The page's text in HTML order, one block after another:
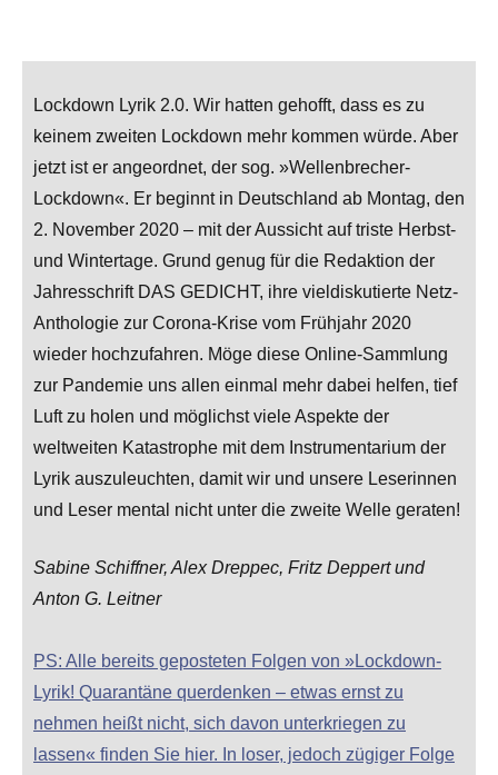
Lockdown Lyrik 2.0. Wir hatten gehofft, dass es zu
keinem zweiten Lockdown mehr kommen würde. Aber
jetzt ist er angeordnet, der sog. »Wellenbrecher-
Lockdown«. Er beginnt in Deutschland ab Montag, den
2. November 2020 – mit der Aussicht auf triste Herbst-
und Wintertage. Grund genug für die Redaktion der
Jahresschrift DAS GEDICHT, ihre vieldiskutierte Netz-
Anthologie zur Corona-Krise vom Frühjahr 2020
wieder hochzufahren. Möge diese Online-Sammlung
zur Pandemie uns allen einmal mehr dabei helfen, tief
Luft zu holen und möglichst viele Aspekte der
weltweiten Katastrophe mit dem Instrumentarium der
Lyrik auszuleuchten, damit wir und unsere Leserinnen
und Leser mental nicht unter die zweite Welle geraten!
Sabine Schiffner, Alex Dreppec, Fritz Deppert und
Anton G. Leitner
PS: Alle bereits geposteten Folgen von »Lockdown-
Lyrik! Quarantäne querdenken – etwas ernst zu
nehmen heißt nicht, sich davon unterkriegen zu
lassen« finden Sie hier. In loser, jedoch zügiger Folge